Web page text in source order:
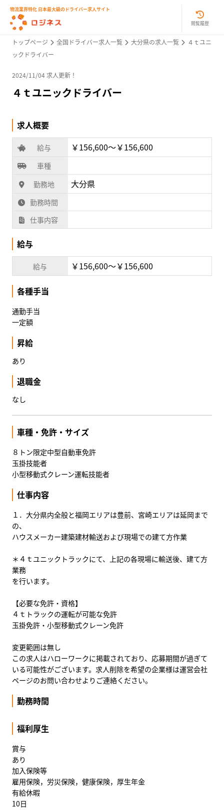
物流業界特化 日本最大級のドライバー求人サイト
閲覧履歴
トップページ 全国ドライバー求人一覧 大分県の求人一覧
４ｔユニ
ックドライバー
2024/11/04 求人更新！
４ｔユニックドライバー
求人概要
給与 ￥156,600〜￥156,600
車種
勤務地
大分県
勤務時間
仕事内容
給与
給与 ￥156,600〜￥156,600
各種手当
通勤手当
一定額
昇給
あり
退職金
なし
車種・免許・サイズ
８トン限定中型自動車免許
玉掛技能者
小型移動式クレーン運転技能者
仕事内容
１．大分県内全般と福岡エリアは豊前、宮崎エリアは延岡まで
の、
ハウスメーカー建築建材輸送および現場での建て方作業
＊４ｔユニックトラックにて、上記の各現場に輸送後、建て方
業務
を行います。
【必要な免許・資格】
４ｔトラックの運転が可能な免許
玉掛免許・小型移動式クレーン免許
変更範囲は無し
この求人はハローワークに掲載されており、応募期間が過ぎて
いる可能性がございます。求人削除を希望の企業様は運営会社
ページのお問い合わせよりご連絡ください。
勤務時間
福利厚生
賞与
あり
加入保険等
雇用保険，労災保険，健康保険，厚生年金
有給休暇
10日